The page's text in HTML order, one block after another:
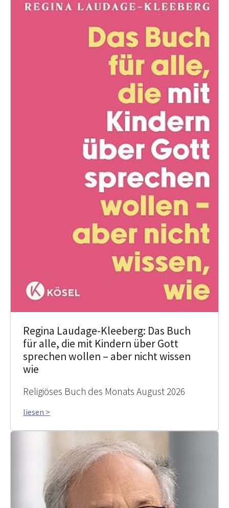
Regina Laudage-Kleeberg: Das Buch
für alle, die mit Kindern über Gott
sprechen wollen – aber nicht wissen
wie
Religiöses Buch des Monats August 2026
liesen >